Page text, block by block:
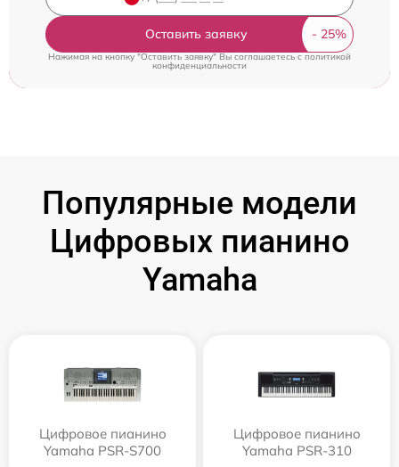
Оставить заявку
Нажимая на кнопку "Оставить заявку" Вы соглашаетесь cполитикой
конфиденциальности
Популярные модели
Цифровых пианино
Yamaha
Цифровое пианино
Yamaha PSR-S700
Цифровое пианино
Yamaha PSR-310